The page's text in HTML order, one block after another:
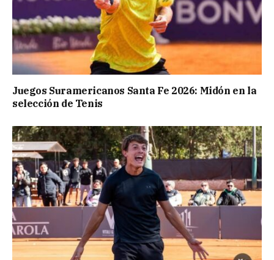
Juegos Suramericanos Santa Fe 2026: Midón en la
selección de Tenis